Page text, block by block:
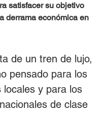
satisfacer su objetivo
derrama económica en
de un tren de lujo,
pensado para los
locales y para los
de clase